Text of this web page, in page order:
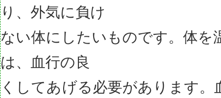
り、外気に負け
ない体にしたいものです。体を
は、血行の良
くしてあげる必要があります。